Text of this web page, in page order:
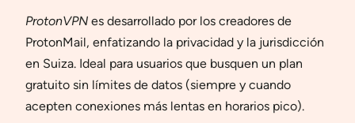
ProtonVPN es desarrollado por los creadores de
ProtonMail, enfatizando la privacidad y la jurisdicción
en Suiza. Ideal para usuarios que busquen un plan
gratuito sin límites de datos (siempre y cuando
acepten conexiones más lentas en horarios pico).